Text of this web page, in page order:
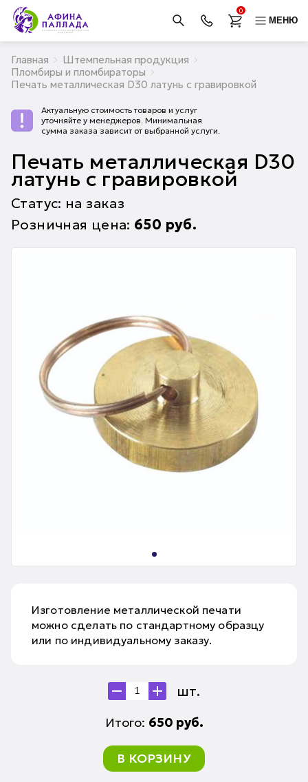
0
МЕНЮ
Главная
Штемпельная продукция
Пломбиры и пломбираторы
Печать металлическая D30 латунь с гравировкой
Актуальную стоимость товаров и услуг
уточняйте у менеджеров. Минимальная
сумма заказа зависит от выбранной услуги.
Печать металлическая D30
латунь с гравировкой
Статус: на заказ
Розничная цена: 650 руб.
Изготовление металлической печати
можно сделать по стандартному образцу
или по индивидуальному заказу.
шт.
Итого: 650 руб.
В КОРЗИНУ